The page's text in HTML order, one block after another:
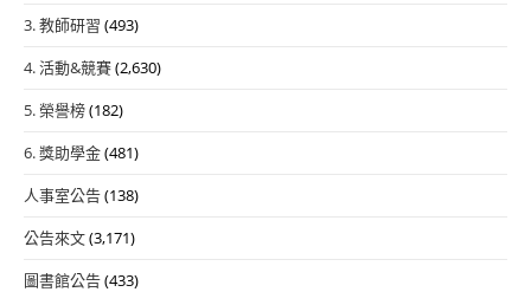
3. 教師研習 (493)
4. 活動&競賽(2,630)
5. 榮譽榜(182)
6. 獎助學金(481)
人事室公告(138)
公告來文(3,171)
圖書館公告(433)